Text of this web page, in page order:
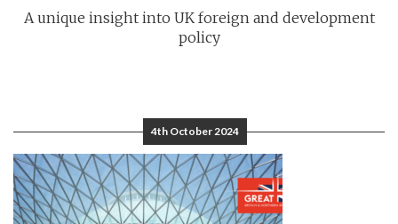
A unique insight into UK foreign and development
policy
4th October 2024